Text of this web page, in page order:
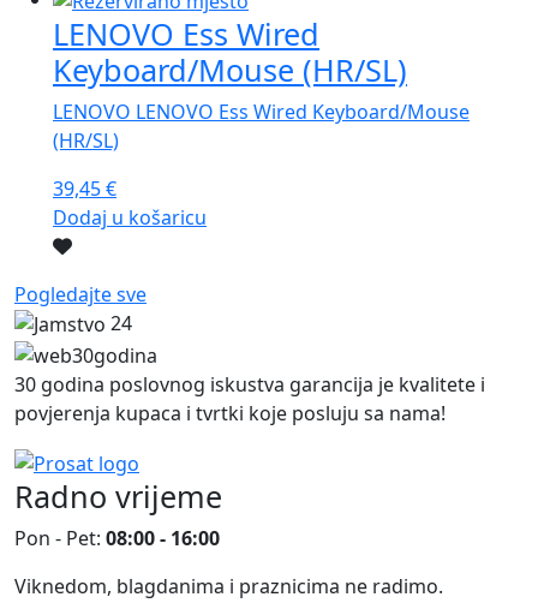
LENOVO Ess Wired
Keyboard/Mouse (HR/SL)
LENOVO LENOVO Ess Wired Keyboard/Mouse
(HR/SL)
39,45€
Dodaj u košaricu
Pogledajte sve
24
30 godina poslovnog iskustva garancija je kvalitete i
povjerenja kupaca i tvrtki koje posluju sa nama!
Radno vrijeme
Pon - Pet: 08:00 - 16:00
Viknedom, blagdanima i praznicima ne radimo.